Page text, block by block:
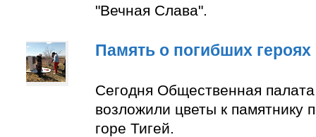
"Вечная Слава".
Память о погибших героях
Сегодня Общественная
возложили цветы к памятнику
горе Тигей.